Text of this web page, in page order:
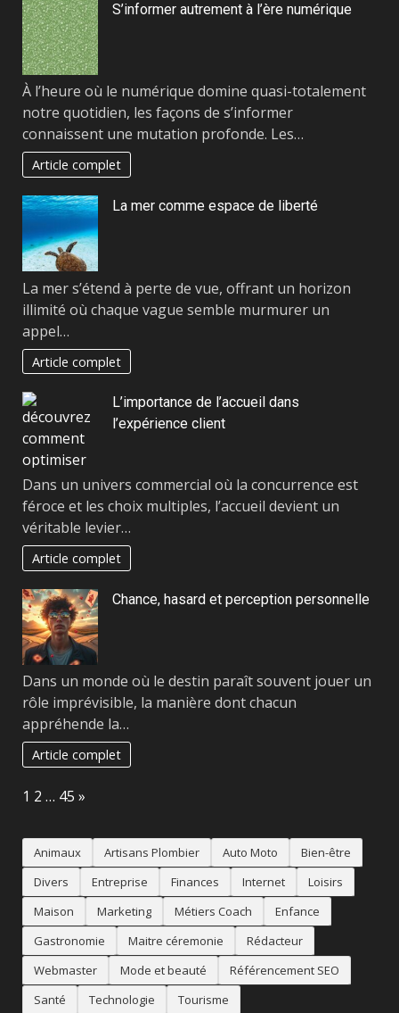
S’informer autrement à l’ère numérique
À l’heure où le numérique domine quasi-totalement
notre quotidien, les façons de s’informer
connaissent une mutation profonde. Les…
Article complet
La mer comme espace de liberté
La mer s’étend à perte de vue, offrant un horizon
illimité où chaque vague semble murmurer un
appel…
Article complet
L’importance de l’accueil dans
l’expérience client
Dans un univers commercial où la concurrence est
féroce et les choix multiples, l’accueil devient un
véritable levier…
Article complet
Chance, hasard et perception personnelle
Dans un monde où le destin paraît souvent jouer un
rôle imprévisible, la manière dont chacun
appréhende la…
Article complet
Page:
1 2 … 45 Next
»
Animaux Artisans Plombier Auto Moto
Bien-être
Divers
Entreprise Finances Internet
Loisirs
Maison
Marketing Métiers Coach
Enfance
Gastronomie
Maitre céremonie
Rédacteur
Webmaster
Mode et beauté
Référencement SEO
Santé
Technologie Tourisme